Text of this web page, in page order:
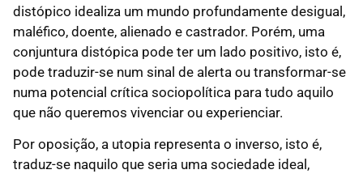
distópico idealiza um mundo profundamente desigual,
maléfico, doente, alienado e castrador. Porém, uma
conjuntura distópica pode ter um lado positivo, isto é,
pode traduzir-se num sinal de alerta ou transformar-se
numa potencial crítica sociopolítica para tudo aquilo
que não queremos vivenciar ou experienciar.
Por oposição, a utopia representa o inverso, isto é,
traduz-se naquilo que seria uma sociedade ideal,